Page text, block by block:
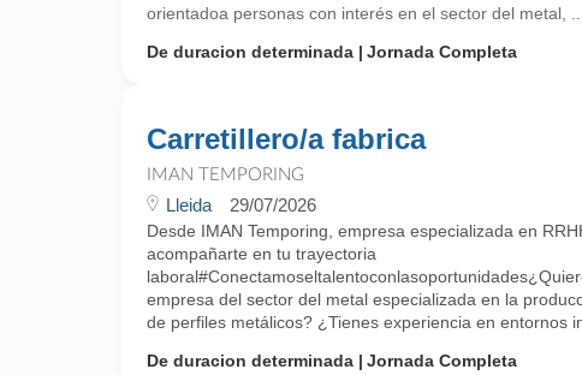
orientadoa personas con interés en el sector del metal, ...
De duracion determinada
Jornada Completa
Carretillero/a fabrica
IMAN TEMPORING
Lleida 29/07/2026
Desde IMAN Temporing, empresa especializada en
acompañarte en tu trayectoria
empresa del sector del metal especializada en la
de perfiles metálicos? ¿Tienes experiencia en entornos
De duracion determinada
Jornada Completa